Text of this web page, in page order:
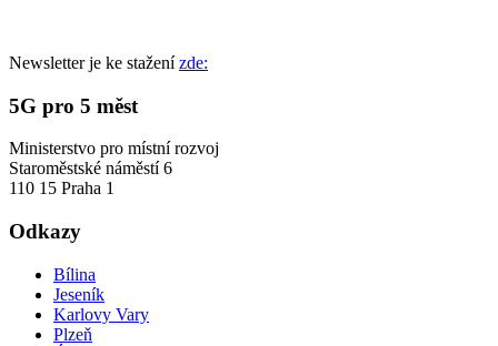
Newsletter je ke staženízde:
5G pro 5 měst
Ministerstvo pro místní rozvoj
Staroměstské náměstí 6
110 15 Praha 1
Odkazy
Bílina
Jeseník
Karlovy Vary
Plzeň